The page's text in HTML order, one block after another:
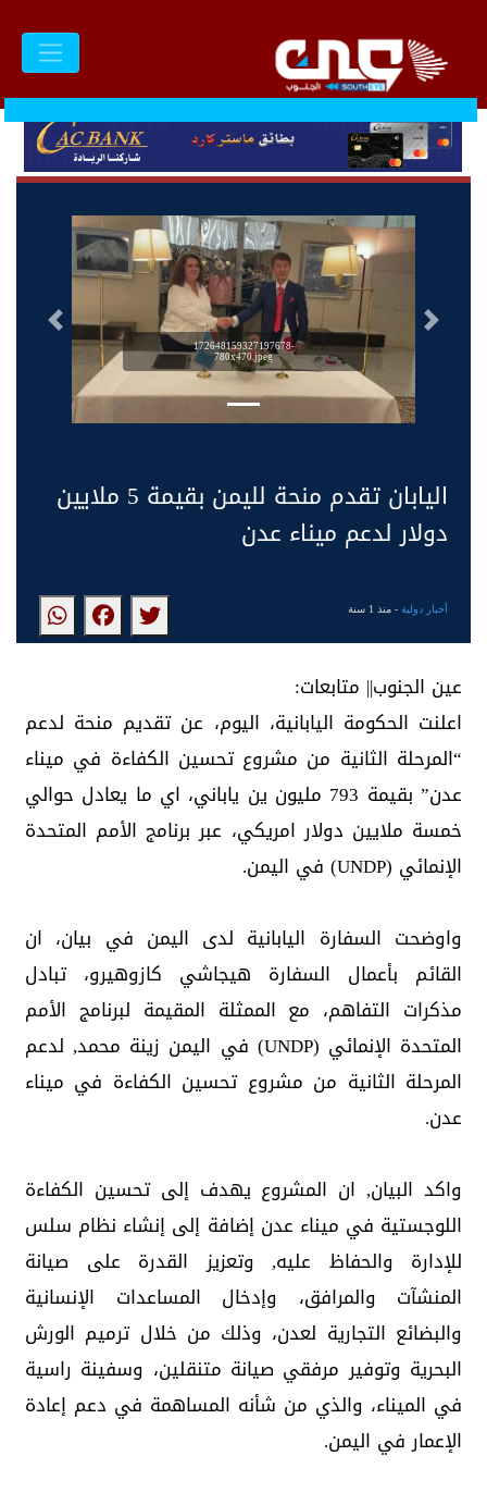
172648159327197678-
780x470.jpeg
التالى السابق
اليابان تقدم منحة لليمن بقيمة 5 ملايين
دولار لدعم ميناء عدن
أخبار دولية- منذ 1 سنة
عين الجنوب|| متابعات:
اعلنت الحكومة اليابانية، اليوم، عن تقديم منحة لدعم
“المرحلة الثانية من مشروع تحسين الكفاءة في ميناء
عدن” بقيمة 793 مليون ين ياباني، اي ما يعادل حوالي
خمسة ملايين دولار امريكي، عبر برنامج الأمم المتحدة
الإنمائي (UNDP) في اليمن.
واوضحت السفارة اليابانية لدى اليمن في بيان، ان
القائم بأعمال السفارة هيجاشي كازوهيرو، تبادل
مذكرات التفاهم، مع الممثلة المقيمة لبرنامج الأمم
المتحدة الإنمائي (UNDP) في اليمن زينة محمد, لدعم
المرحلة الثانية من مشروع تحسين الكفاءة في ميناء
عدن.
واكد البيان, ان المشروع يهدف إلى تحسين الكفاءة
اللوجستية في ميناء عدن إضافة إلى إنشاء نظام سلس
للإدارة والحفاظ عليه, وتعزيز القدرة على صيانة
المنشآت والمرافق، وإدخال المساعدات الإنسانية
والبضائع التجارية لعدن، وذلك من خلال ترميم الورش
البحرية وتوفير مرفقي صيانة متنقلين، وسفينة راسية
في الميناء، والذي من شأنه المساهمة في دعم إعادة
الإعمار في اليمن.